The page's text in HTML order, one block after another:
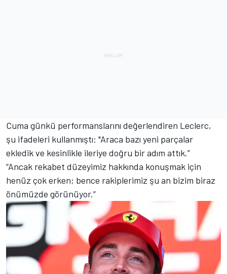
Cuma günkü performanslarını değerlendiren Leclerc,
şu ifadeleri kullanmıştı: "Araca bazı yeni parçalar
ekledik ve kesinlikle ileriye doğru bir adım attık.”
“Ancak rekabet düzeyimiz hakkında konuşmak için
henüz çok erken; bence rakiplerimiz şu an bizim biraz
önümüzde görünüyor.”